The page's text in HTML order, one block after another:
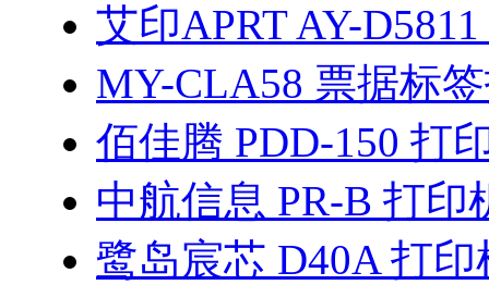
艾印APRT AY-
MY-CLA58 票据标
佰佳腾 PDD-150 打
中航信息 PR-B 打印
鹭岛宸芯 D40A 打印